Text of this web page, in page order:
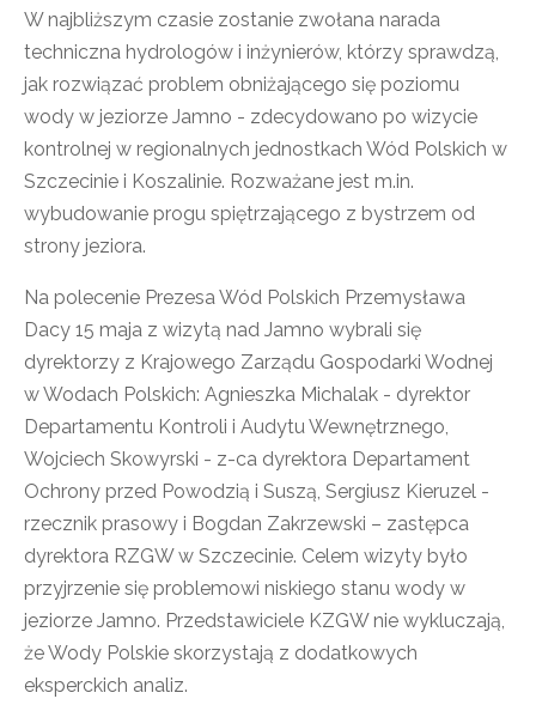
W najbliższym czasie zostanie zwołana narada
techniczna hydrologów i inżynierów, którzy sprawdzą,
jak rozwiązać problem obniżającego się poziomu
wody w jeziorze Jamno - zdecydowano po wizycie
kontrolnej w regionalnych jednostkach Wód Polskich w
Szczecinie i Koszalinie. Rozważane jest m.in.
wybudowanie progu spiętrzającego z bystrzem od
strony jeziora.
Na polecenie Prezesa Wód Polskich Przemysława
Dacy 15 maja z wizytą nad Jamno wybrali się
dyrektorzy z Krajowego Zarządu Gospodarki Wodnej
w Wodach Polskich: Agnieszka Michalak - dyrektor
Departamentu Kontroli i Audytu Wewnętrznego,
Wojciech Skowyrski - z-ca dyrektora Departament
Ochrony przed Powodzią i Suszą, Sergiusz Kieruzel -
rzecznik prasowy i Bogdan Zakrzewski – zastępca
dyrektora RZGW w Szczecinie. Celem wizyty było
przyjrzenie się problemowi niskiego stanu wody w
jeziorze Jamno. Przedstawiciele KZGW nie wykluczają,
że Wody Polskie skorzystają z dodatkowych
eksperckich analiz.